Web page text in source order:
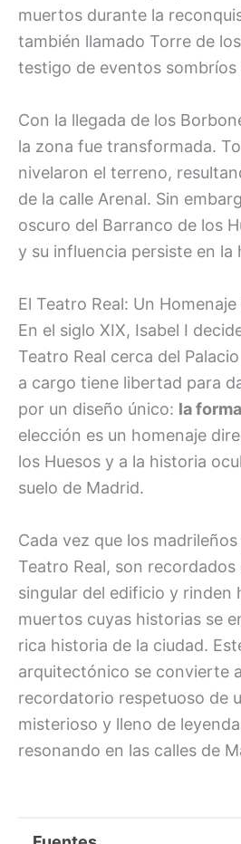
muertos durante la
también llamado Torre de
testigo de eventos sombríos
Con la llegada de los
la zona fue transformada.
nivelaron el terreno,
de la calle Arenal. Sin
oscuro del Barranco de los
y su influencia persiste en la
El Teatro Real: Un Homenaje
En el siglo XIX, Isabel I
Teatro Real cerca del
a cargo tiene libertad para
por un diseño único: la
elección es un homenaje
los Huesos y a la historia
suelo de Madrid.
Cada vez que los
Teatro Real, son recordados
singular del edificio y rinden
muertos cuyas historias se
rica historia de la ciudad.
arquitectónico se convierte
recordatorio respetuoso de
misterioso y lleno de
resonando en las calles de